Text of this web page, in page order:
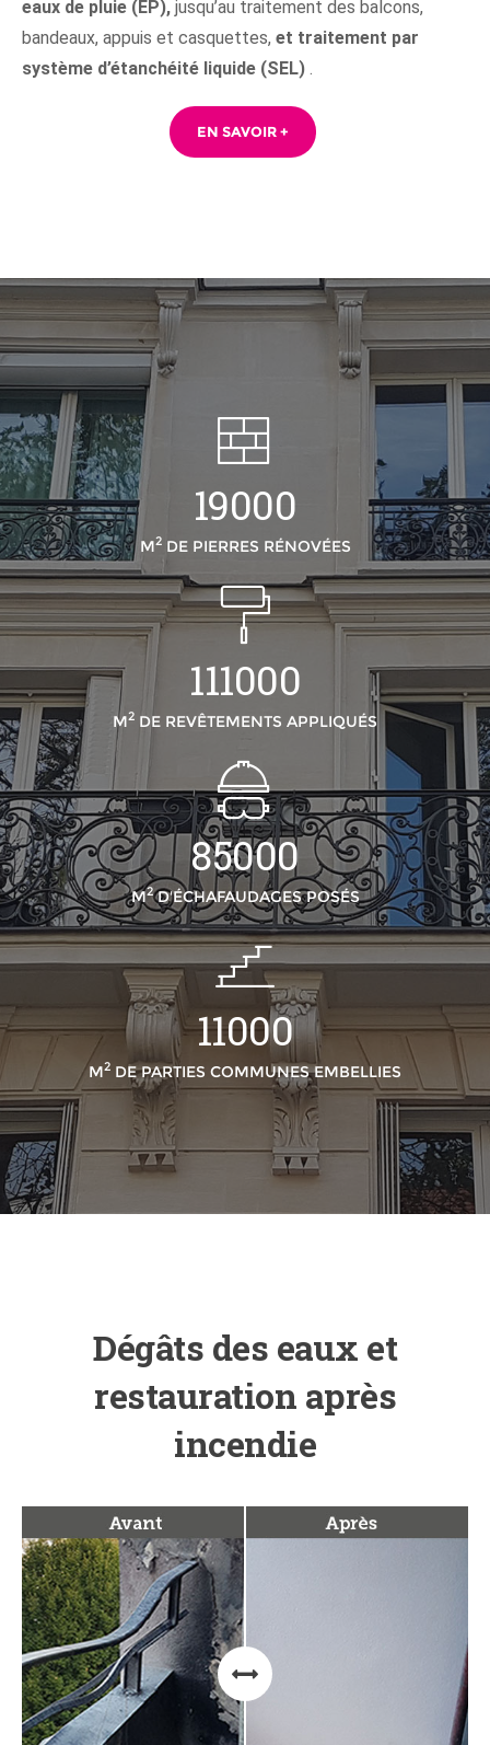
eaux de pluie (EP), jusqu’au traitement des balcons,
bandeaux, appuis et casquettes, et traitement par
système d’étanchéité liquide (SEL)
EN SAVOIR +
19000
M2DE PIERRES RÉNOVÉES
111000
M2 DE REVÊTEMENTS APPLIQUÉS
85000
M2D'ÉCHAFAUDAGES POSÉS
11000
M2 DE PARTIES COMMUNES EMBELLIES
Dégâts des eaux et
restauration après
incendie